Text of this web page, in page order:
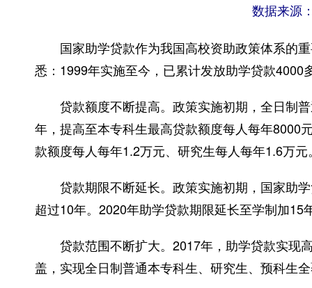
数据来源
国家助学贷款作为我国高校资助政策体系的重
悉：1999年实施至今，已累计发放助学贷款
贷款额度不断提高。政策实施初期，全日制普
年，提高至本专科生最高贷款额度每人每年8000
款额度每人每年1.2万元、研究生每人每年1.6万元
贷款期限不断延长。政策实施初期，国家助学
超过10年。2020年助学贷款期限延长至学制加15
贷款范围不断扩大。2017年，助学贷款实现
盖，实现全日制普通本专科生、研究生、预科生